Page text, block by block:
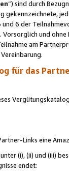
“) sind durch
6 der
und
am
für das
Links eine
(i), (ii) und (iii)
endet: